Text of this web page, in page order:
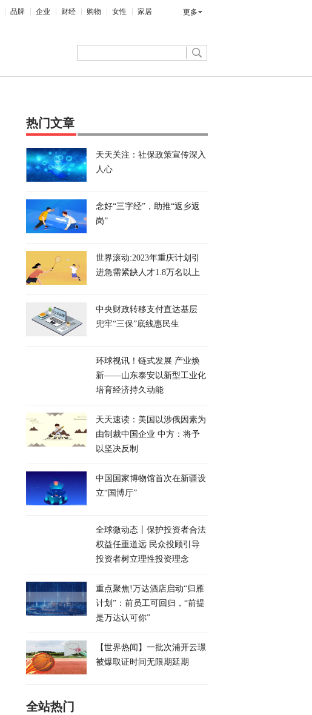
品牌 企业 财经 购物 女性 家居 更多
热门文章
天天关注：社保政策宣传深入
人心
念好“三字经”，助推“返乡返
岗”
世界滚动:2023年重庆计划引
进急需紧缺人才1.8万名以上
中央财政转移支付直达基层
兜牢“三保”底线惠民生
环球视讯！链式发展 产业焕
新——山东泰安以新型工业化
培育经济持久动能
天天速读：美国以涉俄因素为
由制裁中国企业 中方：将予
以坚决反制
中国国家博物馆首次在新疆设
立“国博厅”
全球微动态丨保护投资者合法
权益任重道远 民众投顾引导
投资者树立理性投资理念
重点聚焦!万达酒店启动“归雁
计划”：前员工可回归，“前提
是万达认可你”
【世界热闻】一批次浦开云璟
被爆取证时间无限期延期
全站热门